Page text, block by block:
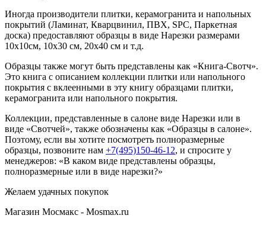
Иногда производители плитки, керамогранита и напольных
покрытий (Ламинат, Кварцвинил, ПВХ, SPC, Паркетная
доска) предоставляют образцы в виде Нарезки размерами
10х10см, 10х30 см, 20х40 см и т.д.
Образцы также могут быть представлены как «Книга-Свотч».
Это книга с описанием коллекции плитки или напольного
покрытия с вклеенными в эту книгу образцами плитки,
керамогранита или напольного покрытия.
Коллекции, представленные в салоне виде Нарезки или в
виде «Свотчей», также обозначены как «Образцы в салоне».
Поэтому, если вы хотите посмотреть полноразмерные
образцы, позвоните нам +7(495)150-46-12, и спросите у
менеджеров: «В каком виде представлены образцы,
полноразмерные или в виде нарезки?»
Желаем удачных покупок
Магазин Мосмакс - Mosmax.ru